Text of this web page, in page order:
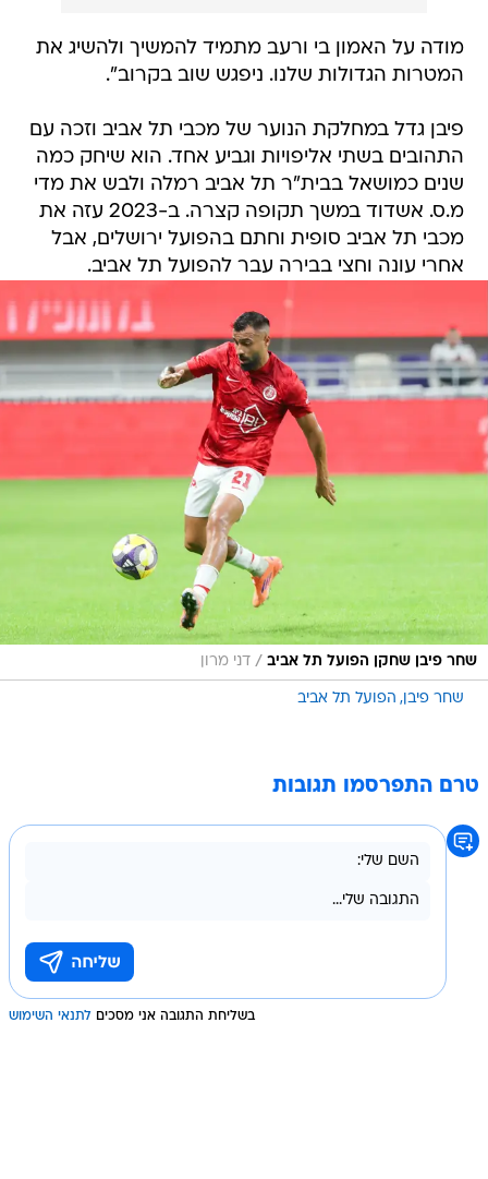
מודה על האמון בי ורעב מתמיד להמשיך ולהשיג את
המטרות הגדולות שלנו. ניפגש שוב בקרוב".
פיבן גדל במחלקת הנוער של מכבי תל אביב וזכה עם
התהובים בשתי אליפויות וגביע אחד. הוא שיחק כמה
שנים כמושאל בבית"ר תל אביב רמלה ולבש את מדי
מ.ס. אשדוד במשך תקופה קצרה. ב-2023 עזה את
מכבי תל אביב סופית וחתם בהפועל ירושלים, אבל
אחרי עונה וחצי בבירה עבר להפועל תל אביב.
שחר פיבן שחקן הפועל תל אביב / דני מרון
שחר פיבן הפועל תל אביב
טרם התפרסמו תגובות
בשליחת התגובה אני מסכים לתנאי השימוש